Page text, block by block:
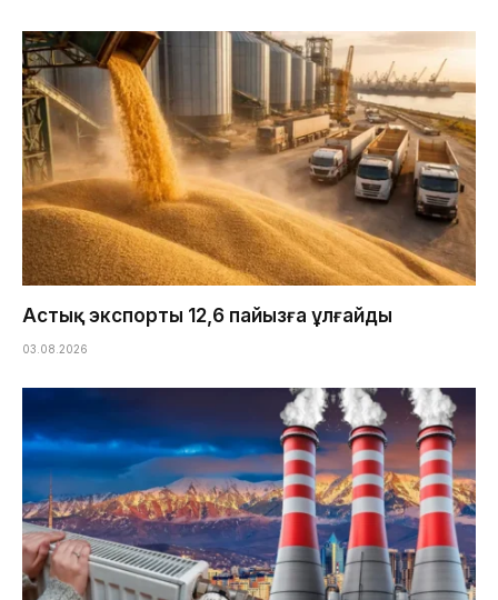
Астық экспорты 12,6 пайызға ұлғайды
03.08.2026